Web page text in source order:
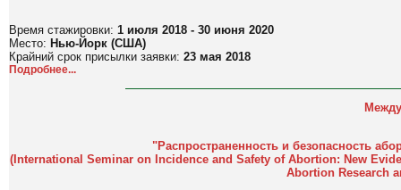
Время стажировки: 1 июля 2018 - 30 июня 2020
Место: Нью-Йорк (США)
Крайний срок присылки заявки: 23 мая 2018
Подробнее...
"Распространенность и безопасность
(International Seminar on Incidence and Safety of Abortion: New
Abortion Research